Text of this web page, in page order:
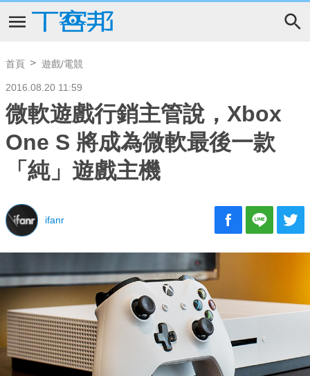
首頁 遊戲/電競
2016.08.20 11:59
微軟遊戲行銷主管說，Xbox
One S 將成為微軟最後一款
「純」遊戲主機
ifanr